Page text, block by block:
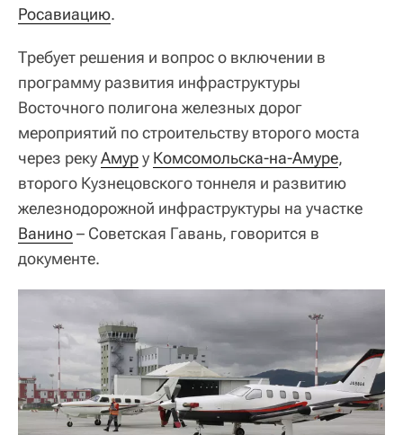
Росавиацию.
Требует решения и вопрос о включении в
программу развития инфраструктуры
Восточного полигона железных дорог
мероприятий по строительству второго моста
через рекуАмуру Комсомольска-на-Амуре,
второго Кузнецовского тоннеля и развитию
железнодорожной инфраструктуры на участке
Ванино– Советская Гавань, говорится в
документе.